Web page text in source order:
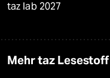
taz lab 2027
Mehr taz Lesestoff